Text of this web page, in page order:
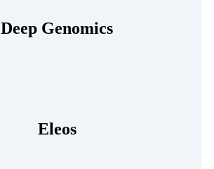
Deep Genomics
Eleos